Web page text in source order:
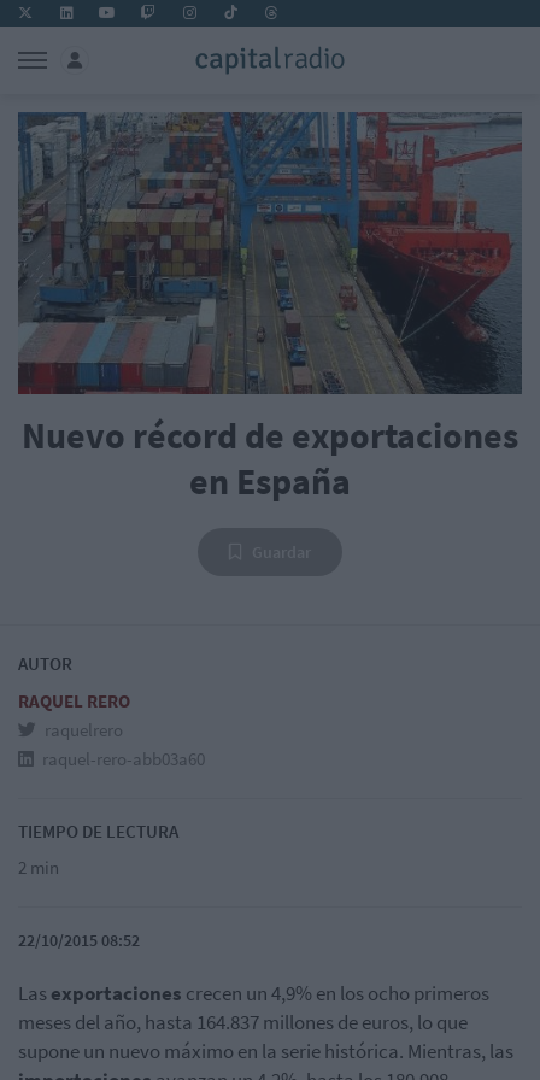
Nuevo récord de exportaciones
en España
AUTOR
RAQUEL RERO
raquelrero
raquel-rero-abb03a60
TIEMPO DE LECTURA
2 min
22/10/2015 08:52
Lasexportaciones crecen un 4,9% en los ocho primeros
meses del año, hasta 164.837 millones de euros, lo que
supone un nuevo máximo en la serie histórica. Mientras, las